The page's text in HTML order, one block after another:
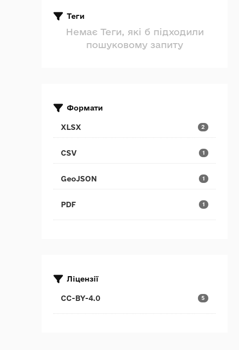
Теги
Немає Теги, які б підходили
пошуковому запиту
Формати
XLSX 2
CSV 1
GeoJSON 1
PDF 1
Ліцензії
CC-BY-4.0 5